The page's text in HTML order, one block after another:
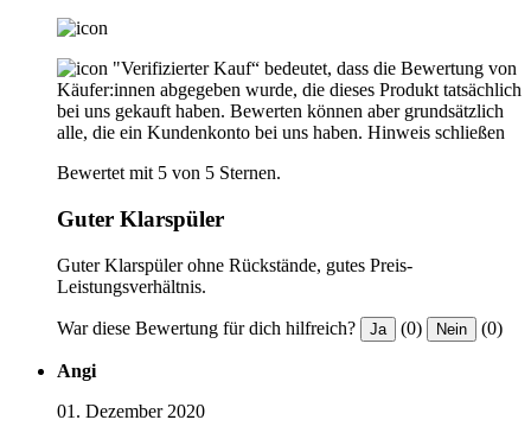
"Verifizierter Kauf“ bedeutet, dass die Bewertung von
Käufer:innen abgegeben wurde, die dieses Produkt tatsächlich
bei uns gekauft haben. Bewerten können aber grundsätzlich
alle, die ein Kundenkonto bei uns haben. Hinweis schließen
Bewertet mit 5 von 5 Sternen.
Guter Klarspüler
Guter Klarspüler ohne Rückstände, gutes Preis-
Leistungsverhältnis.
War diese Bewertung für dich hilfreich? Ja (0) Nein (0)
Angi
01. Dezember 2020